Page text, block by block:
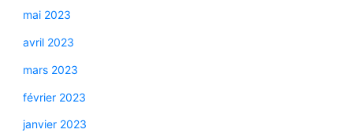
mai 2023
avril 2023
mars 2023
février 2023
janvier 2023